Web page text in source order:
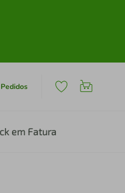
em Fatura